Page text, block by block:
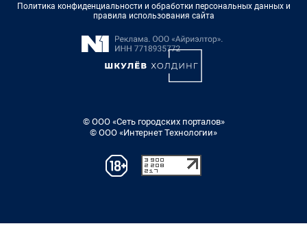
Политика конфиденциальности и обработки персональных данных и
правила использования сайта
© ООО «Сеть городских порталов»
© ООО «Интернет Технологии»